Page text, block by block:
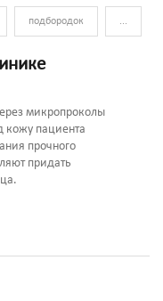
подбородок ...
микропроколы
кожу пациента
прочного
придать